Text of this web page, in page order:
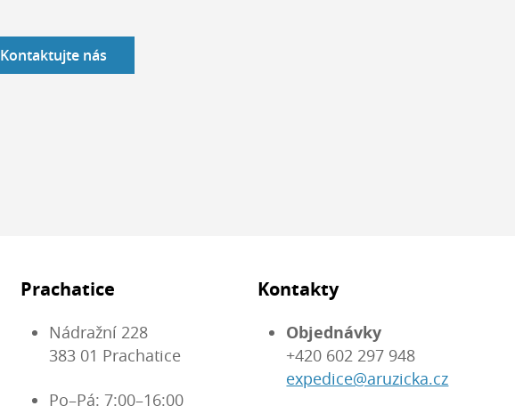
Kontaktujte nás
Prachatice
Nádražní 228
383 01 Prachatice
Po–Pá: 7:00–16:00
Kontakty
Objednávky
+420 602 297 948
expedice@aruzicka.cz